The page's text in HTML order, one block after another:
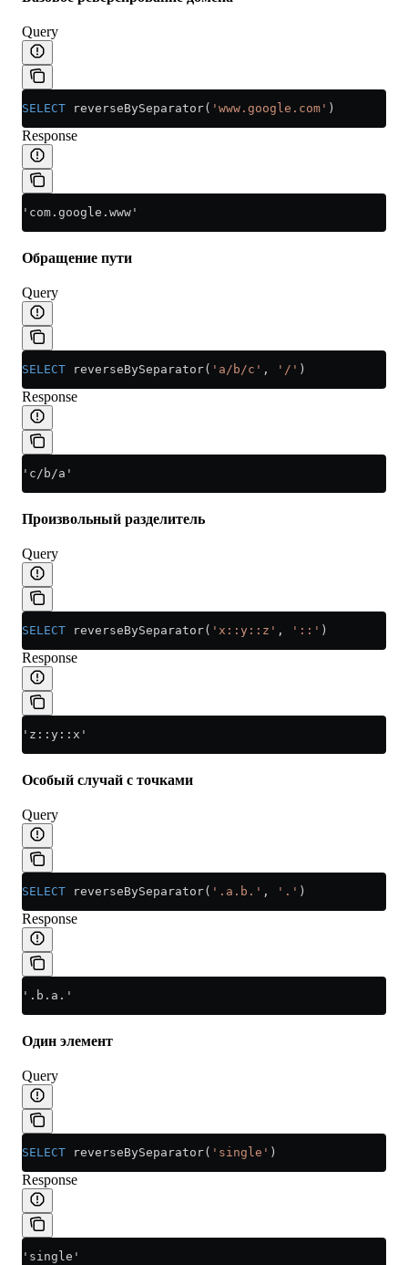
Query
SELECT reverseBySeparator( 'www.google.com' )
Response
'com.google.www'
Обращение пути
Query
SELECT reverseBySeparator( 'a/b/c' , '/' )
Response
'c/b/a'
Произвольный разделитель
Query
SELECT reverseBySeparator( 'x::y::z' , '::' )
Response
'z::y::x'
Особый случай с точками
Query
SELECT reverseBySeparator( '.a.b.' , '.' )
Response
'.b.a.'
Один элемент
Query
SELECT reverseBySeparator( 'single' )
Response
'single'